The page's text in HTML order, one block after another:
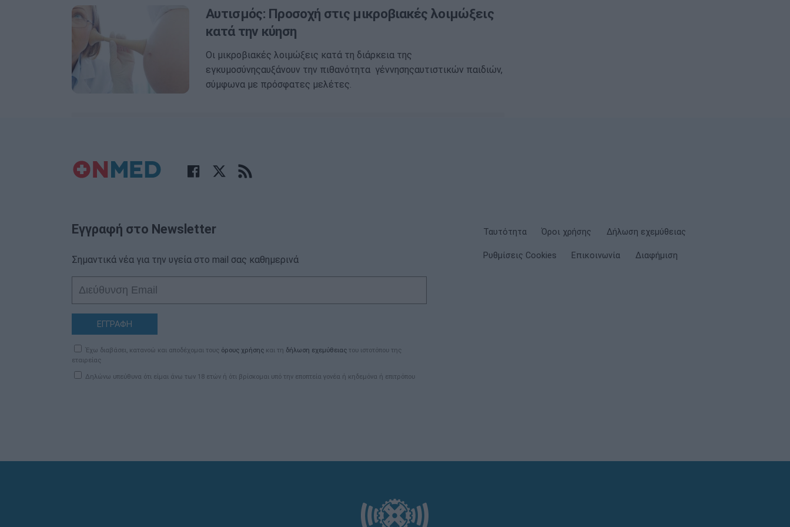
Αυτισμός: Προσοχή στις μικροβιακές λοιμώξεις
κατά την κύηση
Οι μικροβιακές λοιμώξεις κατά τη διάρκεια της
εγκυμοσύνηςαυξάνουν την πιθανότητα γέννησηςαυτιστικών παιδιών,
σύμφωνα με πρόσφατες μελέτες.
Εγγραφή στο Newsletter
Σημαντικά νέα για την υγεία στο mail σας καθημερινά
ΕΓΓΡΑΦΗ
Έχω διαβάσει, κατανοώ και αποδέχομαι τους όρους χρήσης και τη δήλωση εχεμύθειας του ιστοτόπου της
εταιρείας
Δηλώνω υπεύθυνα ότι είμαι άνω των 18 ετών ή ότι βρίσκομαι υπό την εποπτεία γονέα ή κηδεμόνα ή επιτρόπου
Ταυτότητα Όροι χρήσης Δήλωση εχεμύθειας
Ρυθμίσεις Cookies Επικοινωνία Διαφήμιση